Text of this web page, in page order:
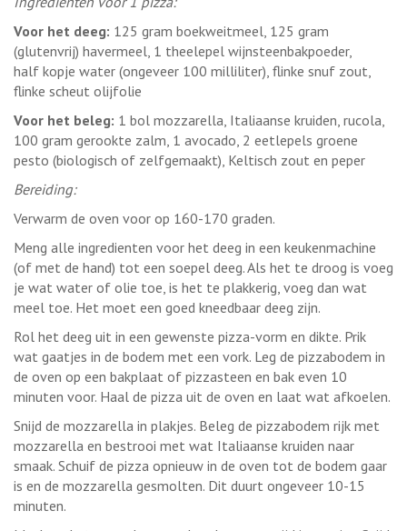
Voor het deeg: 125 gram boekweitmeel, 125 gram
(glutenvrij) havermeel, 1 theelepel wijnsteenbakpoeder,
half kopje water (ongeveer 100 milliliter), flinke snuf zout,
flinke scheut olijfolie
Voor het beleg: 1 bol mozzarella, Italiaanse kruiden, rucola,
100 gram gerookte zalm, 1 avocado, 2 eetlepels groene
pesto (biologisch of zelfgemaakt), Keltisch zout en peper
Bereiding:
Verwarm de oven voor op 160-170 graden.
Meng alle ingredienten voor het deeg in een keukenmachine
(of met de hand) tot een soepel deeg. Als het te droog is voeg
je wat water of olie toe, is het te plakkerig, voeg dan wat
meel toe. Het moet een goed kneedbaar deeg zijn.
Rol het deeg uit in een gewenste pizza-vorm en dikte. Prik
wat gaatjes in de bodem met een vork. Leg de pizzabodem in
de oven op een bakplaat of pizzasteen en bak even 10
minuten voor. Haal de pizza uit de oven en laat wat afkoelen.
Snijd de mozzarella in plakjes. Beleg de pizzabodem rijk met
mozzarella en bestrooi met wat Italiaanse kruiden naar
smaak. Schuif de pizza opnieuw in de oven tot de bodem gaar
is en de mozzarella gesmolten. Dit duurt ongeveer 10-15
minuten.